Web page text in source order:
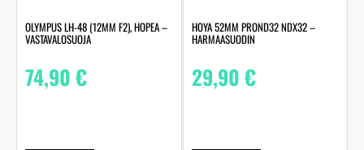
OLYMPUS LH-48 (12MM F2), HOPEA –
VASTAVALOSUOJA
74,90€
HOYA 52MM PROND32 NDX32 –
HARMAASUODIN
29,90€